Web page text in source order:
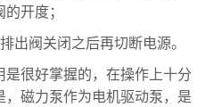
开度；
出阀关闭之后再切断电源。
很好掌握的，在操作上十分
磁力泵作为电机驱动泵，是